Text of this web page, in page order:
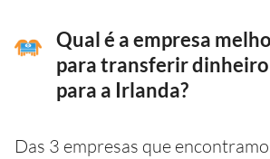
Qual é a empresa
para transferir dinheiro
para a Irlanda?
Das 3 empresas que